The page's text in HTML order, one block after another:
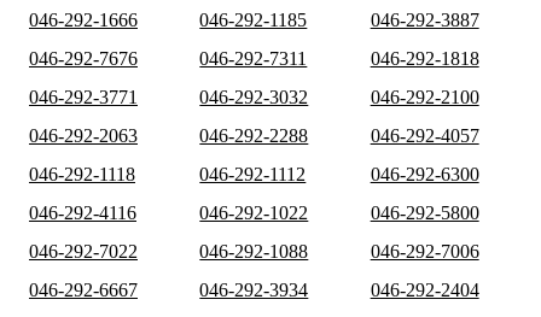
046-292-1666
046-292-1185
046-292-3887
046-292-7676
046-292-7311
046-292-1818
046-292-3771
046-292-3032
046-292-2100
046-292-2063
046-292-2288
046-292-4057
046-292-1118
046-292-1112
046-292-6300
046-292-4116
046-292-1022
046-292-5800
046-292-7022
046-292-1088
046-292-7006
046-292-6667
046-292-3934
046-292-2404